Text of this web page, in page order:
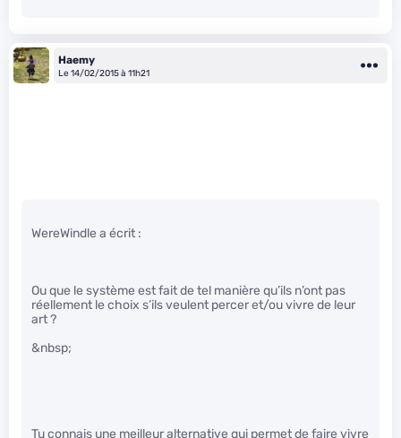
Haemy
Le 14/02/2015 à 11h21
WereWindle a écrit :
Ou que le système est fait de tel manière qu’ils n’ont pas
réellement le choix s’ils veulent percer et/ou vivre de leur
art ?
&nbsp;
Tu connais une meilleur alternative qui permet de faire vivre